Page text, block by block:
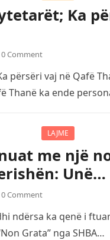
Ka
0 Comment
përsëri vaj në Qafë
Thanë ka ende
LAJME
me një
Unë…
0 Comment
ndërsa ka qenë i
Grata” nga SHBA…